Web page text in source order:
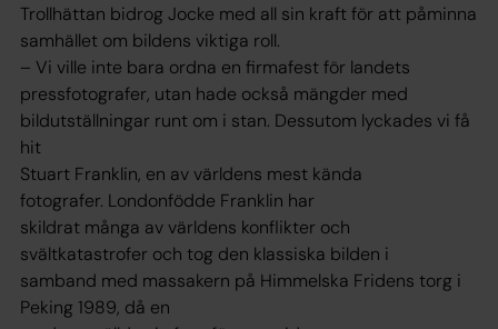
Trollhättan bidrog Jocke med all sin kraft för att påminna
samhället om bildens viktiga roll.
– Vi ville inte bara ordna en firmafest för landets
pressfotografer, utan hade också mängder med
bildutställningar runt om i stan. Dessutom lyckades vi få
hit
Stuart Franklin, en av världens mest kända
fotografer. Londonfödde Franklin har
skildrat många av världens konflikter och
svältkatastrofer och tog den klassiska bilden i
samband med massakern på Himmelska Fridens torg i
Peking 1989, då en